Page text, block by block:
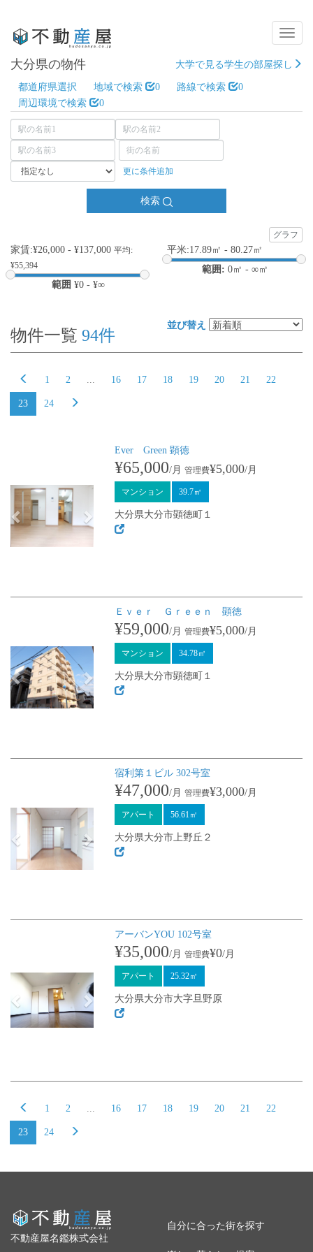
Toggle
大分県の物件 大学で見る学生の部屋探し
都道府県選択 地域で検索 0 路線で検索
0
周辺環境で検索
0
更に条件追加
検索
グラフ
家賃:¥26,000 - ¥137,000 平均:
¥55,394
範囲 ¥0 - ¥∞
平米:17.89㎡ - 80.27㎡
範囲: 0㎡ - ∞㎡
物件一覧 94件
並び替え
1 2 16 17 18 19 20 21 22
23 24
Ever Green 顕徳
¥65,000/月 管理費¥5,000/月
マンション 39.7㎡
大分県大分市顕徳町１
Ｅｖｅｒ Ｇｒｅｅｎ 顕徳
¥59,000/月 管理費¥5,000/月
マンション 34.78㎡
大分県大分市顕徳町１
宿利第１ビル 302号室
¥47,000/月 管理費¥3,000/月
アパート 56.61㎡
大分県大分市上野丘２
アーバンYOU 102号室
¥35,000/月 管理費¥0/月
アパート 25.32㎡
大分県大分市大字旦野原
1 2 16 17 18 19 20 21 22
23 24
不動産屋名鑑株式会社
自分に合った街を探す